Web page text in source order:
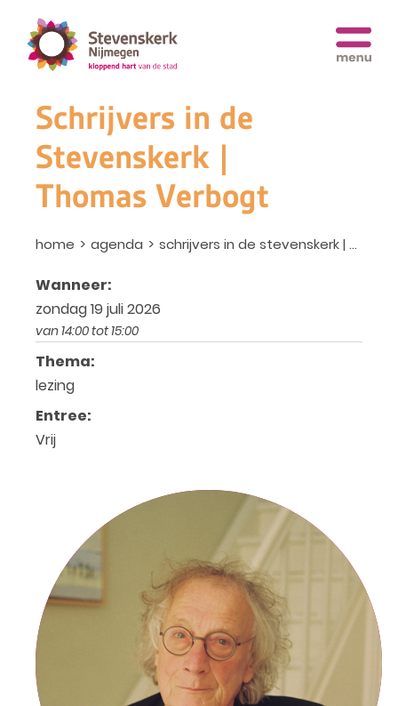
Schrijvers in de
Stevenskerk |
Thomas Verbogt
home agenda schrijvers in de stevenskerk | thomas verbogt
Wanneer:
zondag 19 juli 2026
van 14:00 tot 15:00
Thema:
lezing
Entree:
Vrij